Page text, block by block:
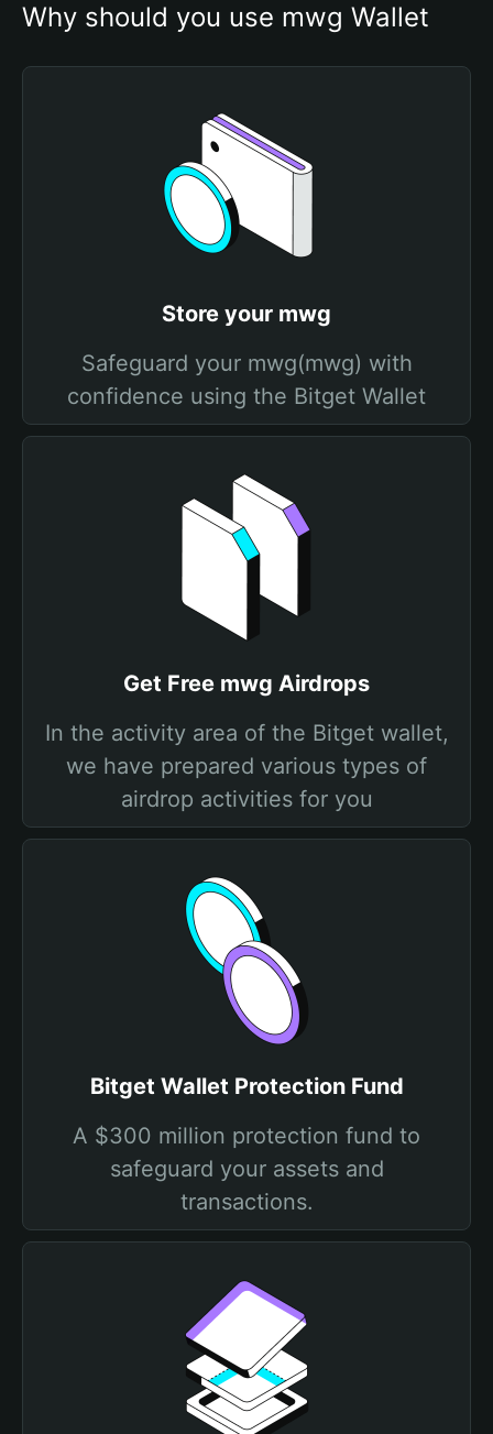
Why should you use mwg Wallet
Store your mwg
Safeguard your mwg(mwg) with
confidence using the Bitget Wallet
Get Free mwg Airdrops
In the activity area of the Bitget wallet,
we have prepared various types of
airdrop activities for you
Bitget Wallet Protection Fund
A $300 million protection fund to
safeguard your assets and
transactions.